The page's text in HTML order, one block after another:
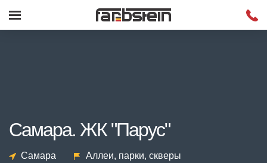
Самара. ЖК "Парус"
Самара Аллеи, парки, скверы